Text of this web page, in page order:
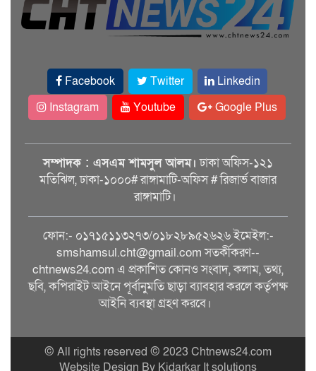
Facebook Twitter
Linkedin
Instagram
Youtube Google Plus
সম্পাদক : এসএম শামসুল আলম। ঢাকা অফিস-১২১
মতিঝিল, ঢাকা-১০০০# রাঙ্গামাটি-অফিস # রিজার্ভ বাজার
রাঙ্গামাটি।
ফোন:- ০১৭১৫১১৩২৭৩/০১৮২৮৯৫২৬২৬ ইমেইল:-
smshamsul.cht@gmail.com সতর্কীকরণ--
chtnews24.com এ প্রকাশিত কোনও সংবাদ, কলাম, তথ্য,
ছবি, কপিরাইট আইনে পূর্বানুমতি ছাড়া ব্যাবহার করলে কর্তৃপক্ষ
আইনি ব্যবস্থা গ্রহণ করবে।
© All rights reserved © 2023 Chtnews24.com
Website Design By Kidarkar It solutions